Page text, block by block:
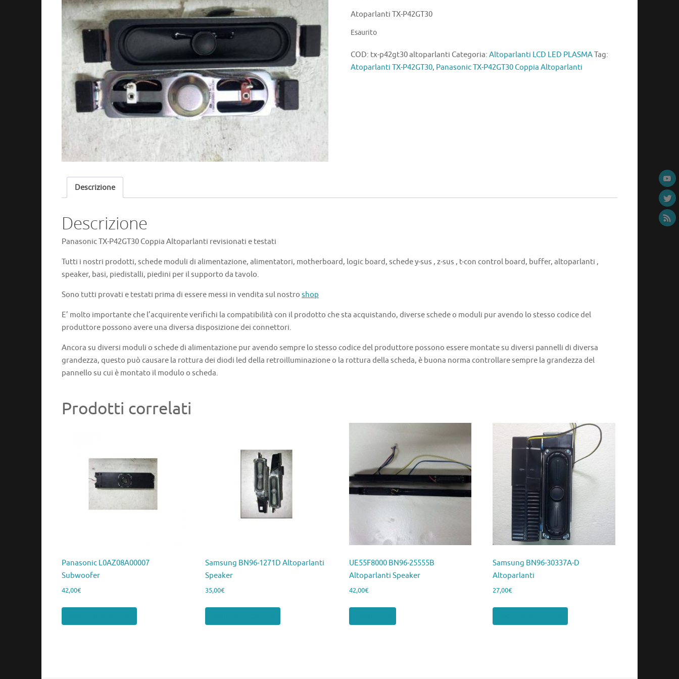
Atoparlanti TX-P42GT30
Esaurito
COD: tx-p42gt30 altoparlanti Categoria: Altoparlanti LCD LED PLASMATag:
Atoparlanti TX-P42GT30, Panasonic TX-P42GT30 Coppia Altoparlanti
Descrizione
Descrizione
Panasonic TX-P42GT30 Coppia Altoparlanti revisionati e testati
Tutti i nostri prodotti, schede moduli di alimentazione, alimentatori, motherboard, logic board, schede y-sus , z-sus , t-con control board, buffer, altoparlanti ,
speaker, basi, piedistalli, piedini per il supporto da tavolo.
Sono tutti provati e testati prima di essere messi in vendita sul nostro shop
E’ molto importante che l’acquirente verifichi la compatibilità con il prodotto che sta acquistando, diverse schede o moduli pur avendo lo stesso codice del
produttore possono avere una diversa disposizione dei connettori.
Ancora su diversi moduli o schede di alimentazione pur avendo sempre lo stesso codice del produttore possono essere montate su diversi pannelli di diversa
grandezza, questo può causare la rottura dei diodi led della retroilluminazione o la rottura della scheda, è buona norma controllare sempre la grandezza del
pannello su cui è montato il modulo o scheda.
Prodotti correlati
Panasonic L0AZ08A00007
Subwoofer
42,00€
Samsung BN96-1271D Altoparlanti
Speaker
35,00€
UE55F8000 BN96-25555B
Altoparlanti Speaker
42,00€
Samsung BN96-30337A-D
Altoparlanti
27,00€